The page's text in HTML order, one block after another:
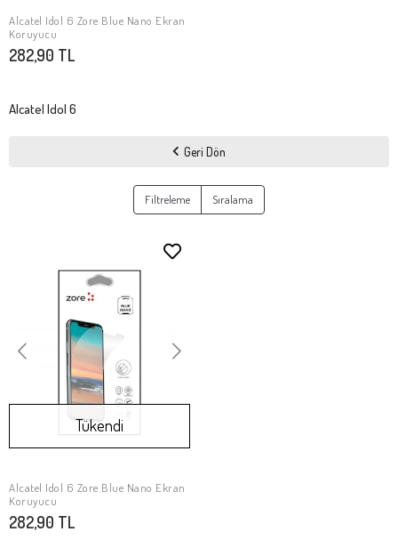
Stokta Yok
Alcatel Idol 6 Zore Blue Nano Ekran
Koruyucu
282,90 TL
Alcatel Idol 6
Geri Dön
Filtreleme Sıralama
Stokta Yok
Tükendi
Alcatel Idol 6 Zore Blue Nano Ekran
Koruyucu
282,90 TL